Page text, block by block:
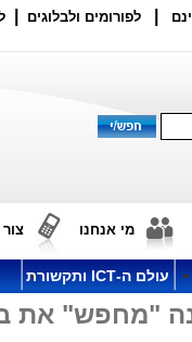
לפורומים ולבלוגים
מי אנחנו
עולם ה-ICT ותקשורת
"מחפש" את